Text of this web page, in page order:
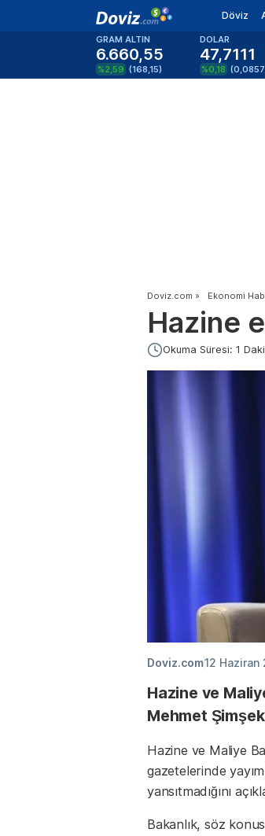
Döviz
GRAM ALTIN
6.660,55
%2,59 (168,15)
DOLAR
47,7111
%0,18 (0,0857
Doviz.com » Ekonomi
Hazine
Okuma Süresi: 1
Doviz.com12 Haziran
Hazine ve
Mehmet
Hazine ve Maliye
gazetelerinde
yansıtmadığını
Bakanlık, söz